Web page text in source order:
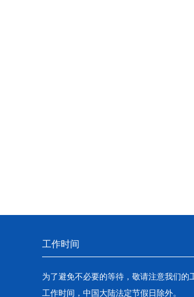
工作时间
为了避免不必要的等待，敬请注意我们的
工作时间，中国大陆法定节假日除外。